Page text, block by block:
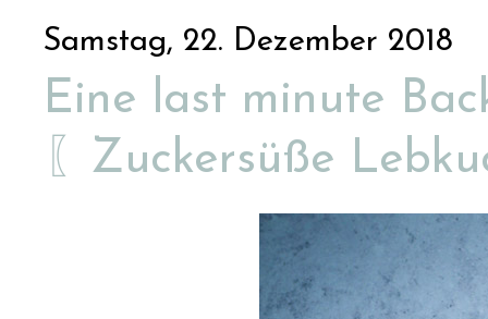
Samstag, 22. Dezember 2018
Eine last minute
〖Zuckersüße